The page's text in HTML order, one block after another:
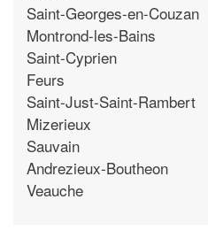
Saint-Georges-en-Couzan
Montrond-les-Bains
Saint-Cyprien
Feurs
Saint-Just-Saint-Rambert
Mizerieux
Sauvain
Andrezieux-Boutheon
Veauche